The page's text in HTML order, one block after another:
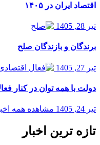
اقتصاد ایران در ۱۴۰۵
تیر 28, 1405
برندگان و بازندگان صلح
تیر 27, 1405
دولت با همه توان در کنار
تیر 24, 1405 مشاهده همه
تازه ترین اخبار